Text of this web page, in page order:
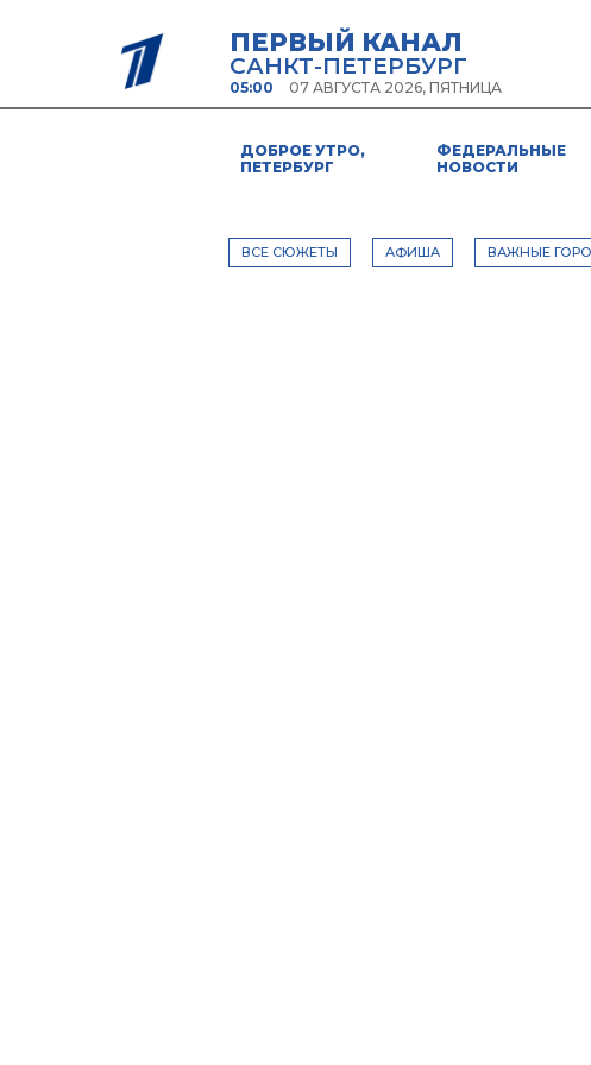
ПЕРВЫЙ КАНАЛ
САНКТ-ПЕТЕРБУРГ
05:00 07 АВГУСТА 2026, ПЯТНИЦА
ДОБРОЕ УТРО,
ПЕТЕРБУРГ
ФЕДЕРАЛЬНЫЕ
НОВОСТИ
ВСЕ СЮЖЕТЫ АФИША ВАЖНЫЕ